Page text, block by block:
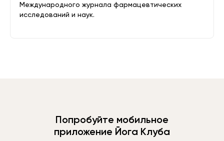
Международного журнала фармацевтических
исследований и наук.
Попробуйте мобильное
приложение Йога Клуба